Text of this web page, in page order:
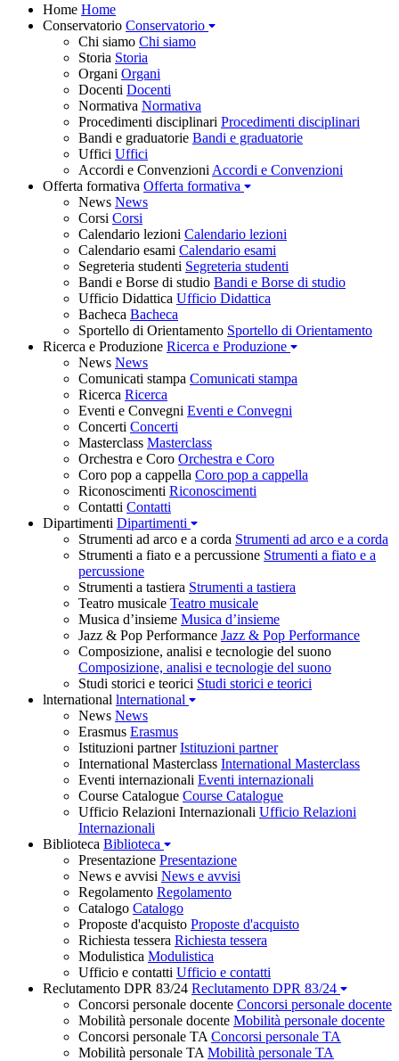
Home Home
Conservatorio Conservatorio
Chi siamo Chi siamo
Storia Storia
Organi Organi
Docenti Docenti
Normativa Normativa
Procedimenti disciplinari Procedimenti disciplinari
Bandi e graduatorie Bandi e graduatorie
Uffici Uffici
Accordi e Convenzioni Accordi e Convenzioni
Offerta formativa Offerta formativa
News News
Corsi Corsi
Calendario lezioni Calendario lezioni
Calendario esami Calendario esami
Segreteria studenti Segreteria studenti
Bandi e Borse di studio Bandi e Borse di studio
Ufficio Didattica Ufficio Didattica
Bacheca Bacheca
Sportello di Orientamento Sportello di Orientamento
Ricerca e Produzione Ricerca e Produzione
News News
Comunicati stampa Comunicati stampa
Ricerca Ricerca
Eventi e Convegni Eventi e Convegni
Concerti Concerti
Masterclass Masterclass
Orchestra e Coro Orchestra e Coro
Coro pop a cappella Coro pop a cappella
Riconoscimenti Riconoscimenti
Contatti Contatti
Dipartimenti Dipartimenti
Strumenti ad arco e a corda Strumenti ad arco e a corda
Strumenti a fiato e a percussione Strumenti a fiato e a
percussione
Strumenti a tastiera Strumenti a tastiera
Teatro musicale Teatro musicale
Musica d’insieme Musica d’insieme
Jazz & Pop Performance Jazz & Pop Performance
Composizione, analisi e tecnologie del suono
Composizione, analisi e tecnologie del suono
Studi storici e teorici Studi storici e teorici
lnternational lnternational
News News
Erasmus Erasmus
Istituzioni partner Istituzioni partner
International Masterclass International Masterclass
Eventi internazionali Eventi internazionali
Course Catalogue Course Catalogue
Ufficio Relazioni Internazionali Ufficio Relazioni
Internazionali
Biblioteca Biblioteca
Presentazione Presentazione
News e avvisi News e avvisi
Regolamento Regolamento
Catalogo Catalogo
Proposte d'acquisto Proposte d'acquisto
Richiesta tessera Richiesta tessera
Modulistica Modulistica
Ufficio e contatti Ufficio e contatti
Reclutamento DPR 83/24 Reclutamento DPR 83/24
Concorsi personale docente Concorsi personale docente
Mobilità personale docente Mobilità personale docente
Concorsi personale TA Concorsi personale TA
Mobilità personale TA Mobilità personale TA